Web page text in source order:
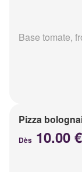
Base tomate,
Pizza
Dès 10.00 €